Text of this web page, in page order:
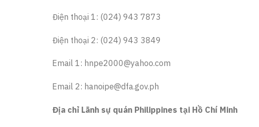
Điện thoại 1: (024) 943 7873
Điện thoại 2: (024) 943 3849
Email 1: hnpe2000@yahoo.com
Email 2: hanoipe@dfa.gov.ph
Địa chỉ Lãnh sự quán Philippines tại Hồ Chí Minh